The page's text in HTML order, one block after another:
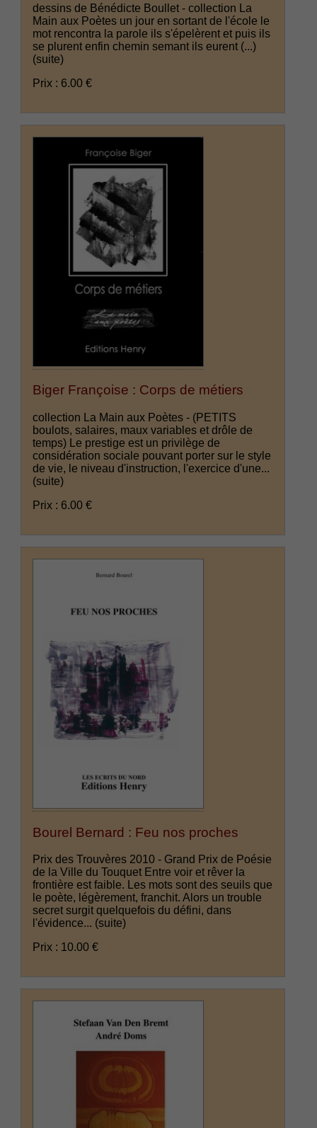
dessins de Bénédicte Boullet - collection La
Main aux Poètes un jour en sortant de l'école le
mot rencontra la parole ils s'épelèrent et puis ils
se plurent enfin chemin semant ils eurent (...)
(suite)
Prix : 6.00 €
Biger Françoise : Corps de métiers
collection La Main aux Poètes - (PETITS
boulots, salaires, maux variables et drôle de
temps) Le prestige est un privilège de
considération sociale pouvant porter sur le style
de vie, le niveau d'instruction, l'exercice d'une...
(suite)
Prix : 6.00 €
Bourel Bernard : Feu nos proches
Prix des Trouvères 2010 - Grand Prix de Poésie
de la Ville du Touquet Entre voir et rêver la
frontière est faible. Les mots sont des seuils que
le poète, légèrement, franchit. Alors un trouble
secret surgit quelquefois du défini, dans
l'évidence... (suite)
Prix : 10.00 €